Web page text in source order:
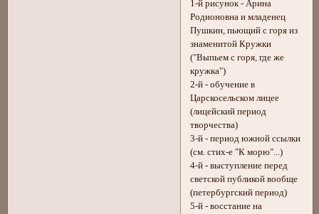
1-й рисунок - Арина
Родионовна и младенец
Пушкин, пьющий с горя из
знаменитой Кружки
("Выпьем с горя, где же
кружка")
2-й - обучение в
Царскосельском лицее
(лицейский период
творчества)
3-й - период южной ссылки
(см. стих-е "К морю"...)
4-й - выступление перед
светской публикой вообще
(петербургский период)
5-й - восстание на